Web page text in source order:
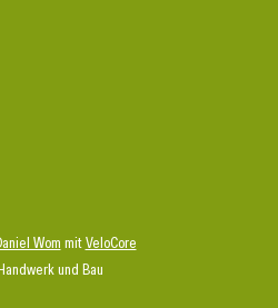
und Bau
Wom mitVeloCore